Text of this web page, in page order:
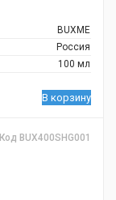
BUXME
Россия
100 мл
В корзину
Код BUX400SHG001